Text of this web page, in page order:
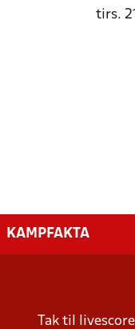
tirs.
KAMPFAKTA
Tak til